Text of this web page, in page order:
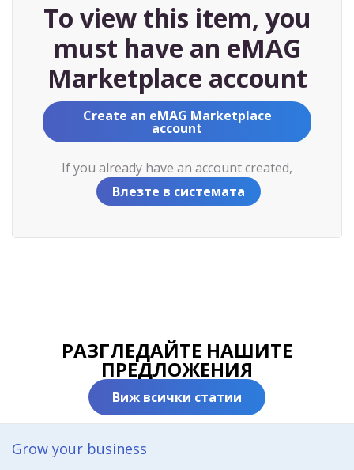
To view this item, you
must have an eMAG
Marketplace account
Create an eMAG Marketplace
account
If you already have an account created,
Влезте в системата
РАЗГЛЕДАЙТЕ НАШИТЕ
ПРЕДЛОЖЕНИЯ
Виж всички статии
Grow your business​